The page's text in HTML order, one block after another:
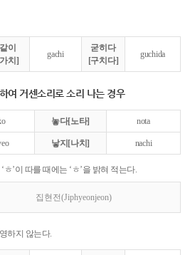
같이
치]
gachi
굳히다
[구치다]
guchida
하여 거센소리로 소리 나는 경우
놓다[노타] nota
낳지[나치] nachi
ㅎ’이 따를 때에는 ‘ㅎ’을 밝혀 적는다.
집현전(Jiphyeonjeon)
하지 않는다.